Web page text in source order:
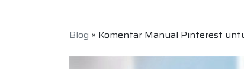
Blog » Komentar Manual Pinterest